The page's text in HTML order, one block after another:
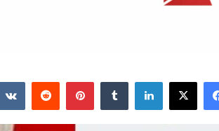
فيسبوك
‫X لينكدإن بينتيريست